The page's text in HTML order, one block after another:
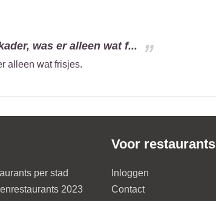
was er alleen wat f...
alleen wat frisjes.
per stad
2023
Voor restaurants
Inloggen
Contact